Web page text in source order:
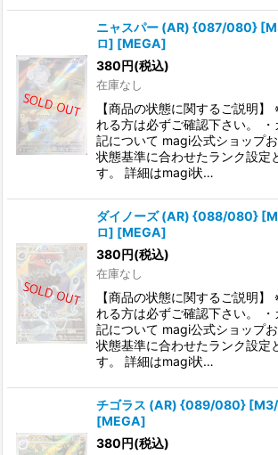
ニャスパー (AR) {087/080}
ロ] [MEGA]
380円(税込)
在庫なし
【商品の状態に関するご説明】
れる方は必ずご確認下さい。
記について magi公式ショップ
状態基準に合わせたランク設定
す。 詳細はmagi状…
ダイノーズ (AR) {088/080}
ロ] [MEGA]
380円(税込)
在庫なし
【商品の状態に関するご説明】
れる方は必ずご確認下さい。
記について magi公式ショップ
状態基準に合わせたランク設定
す。 詳細はmagi状…
チゴラス (AR) {089/080} [M3/
[MEGA]
380円(税込)